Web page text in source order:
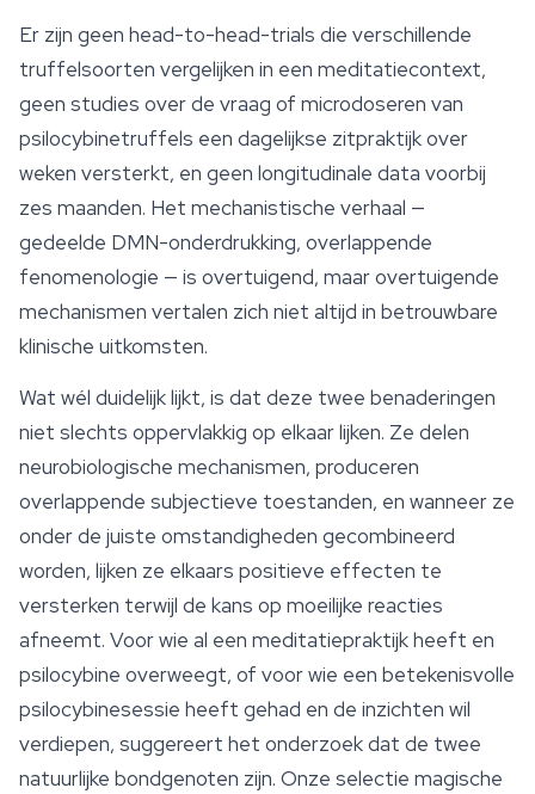
Er zijn geen head-to-head-trials die verschillende
truffelsoorten vergelijken in een meditatiecontext,
geen studies over de vraag of microdoseren van
psilocybinetruffels een dagelijkse zitpraktijk over
weken versterkt, en geen longitudinale data voorbij
zes maanden. Het mechanistische verhaal —
gedeelde DMN-onderdrukking, overlappende
fenomenologie — is overtuigend, maar overtuigende
mechanismen vertalen zich niet altijd in betrouwbare
klinische uitkomsten.
Wat wél duidelijk lijkt, is dat deze twee benaderingen
niet slechts oppervlakkig op elkaar lijken. Ze delen
neurobiologische mechanismen, produceren
overlappende subjectieve toestanden, en wanneer ze
onder de juiste omstandigheden gecombineerd
worden, lijken ze elkaars positieve effecten te
versterken terwijl de kans op moeilijke reacties
afneemt. Voor wie al een meditatiepraktijk heeft en
psilocybine overweegt, of voor wie een betekenisvolle
psilocybinesessie heeft gehad en de inzichten wil
verdiepen, suggereert het onderzoek dat de twee
natuurlijke bondgenoten zijn. Onze selectie magische